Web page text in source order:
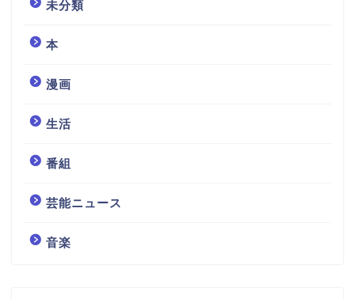
未分類
本
漫画
生活
番組
芸能ニュース
音楽